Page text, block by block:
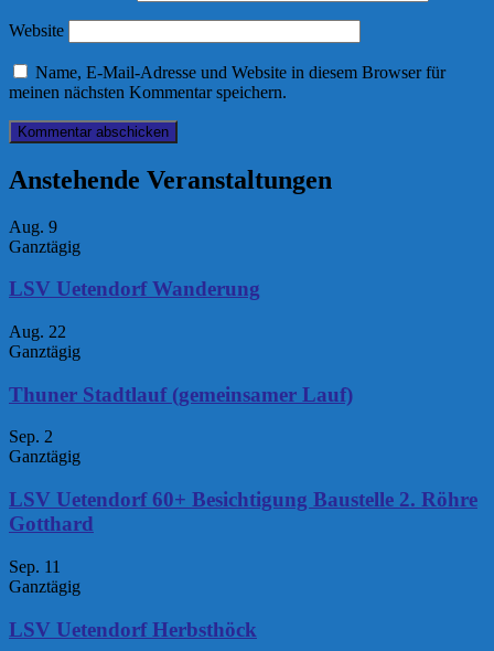
Website
Name, E-Mail-Adresse und Website in diesem Browser für
meinen nächsten Kommentar speichern.
Anstehende Veranstaltungen
Aug. 9
Ganztägig
LSV Uetendorf Wanderung
Aug. 22
Ganztägig
Thuner Stadtlauf (gemeinsamer Lauf)
Sep. 2
Ganztägig
LSV Uetendorf 60+ Besichtigung Baustelle 2. Röhre
Gotthard
Sep. 11
Ganztägig
LSV Uetendorf Herbsthöck